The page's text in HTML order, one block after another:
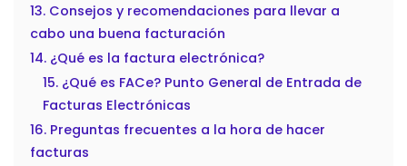
13. Consejos y recomendaciones para llevar a
cabo una buena facturación
14. ¿Qué es la factura electrónica?
15. ¿Qué es FACe? Punto General de Entrada de
Facturas Electrónicas
16. Preguntas frecuentes a la hora de hacer
facturas